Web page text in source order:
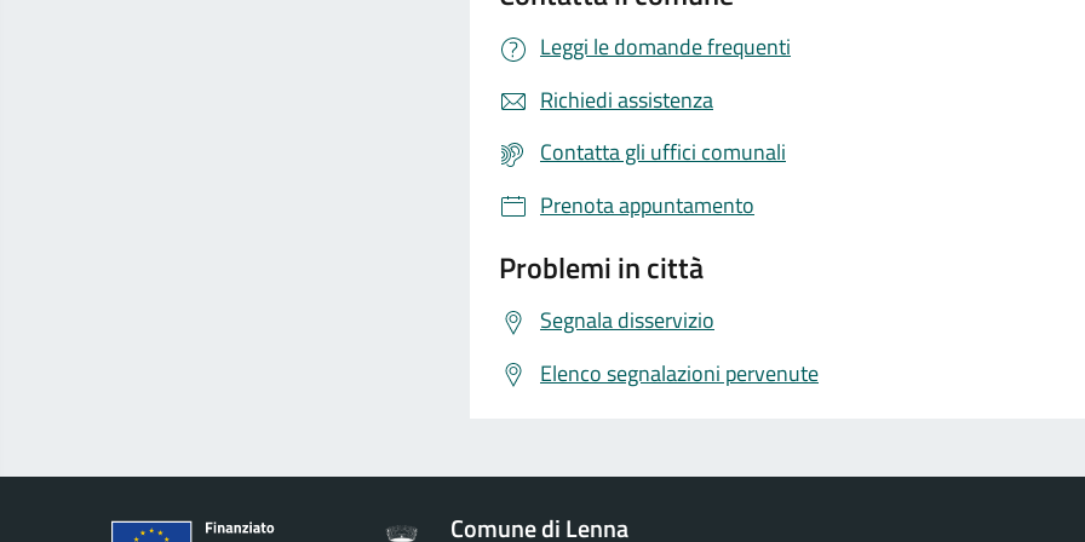
Leggi le domande frequenti
Richiedi assistenza
Contatta gli uffici comunali
Prenota appuntamento
Problemi in città
Segnala disservizio
Elenco segnalazioni pervenute
Comune di Lenna